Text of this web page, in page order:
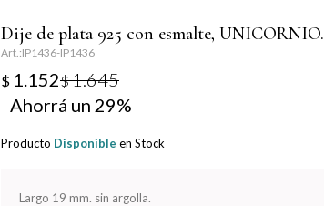
Dije de plata 925 con esmalte, UNICORNIO.
IP1436-IP1436
$ 1.152$1.645
29
Producto Disponible en Stock
Largo 19 mm. sin argolla.